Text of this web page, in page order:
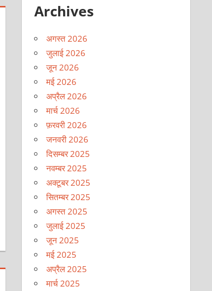
Archives
अगस्त 2026
जुलाई 2026
जून 2026
मई 2026
अप्रैल 2026
मार्च 2026
फ़रवरी 2026
जनवरी 2026
दिसम्बर 2025
नवम्बर 2025
अक्टूबर 2025
सितम्बर 2025
अगस्त 2025
जुलाई 2025
जून 2025
मई 2025
अप्रैल 2025
मार्च 2025